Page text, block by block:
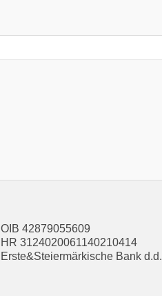
OIB 42879055609
HR 3124020061140210414
Erste&Steiermärkische Bank d.d.